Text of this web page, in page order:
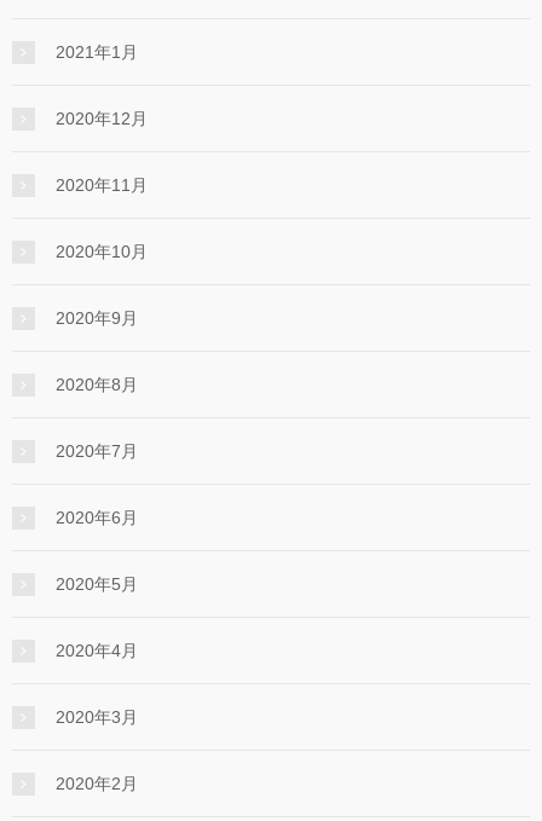
2021年1月
2020年12月
2020年11月
2020年10月
2020年9月
2020年8月
2020年7月
2020年6月
2020年5月
2020年4月
2020年3月
2020年2月